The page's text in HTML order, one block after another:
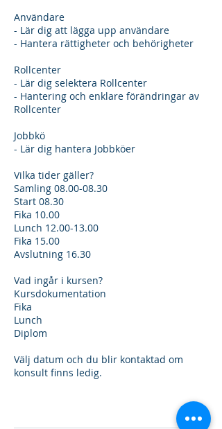
Användare
- Lär dig att lägga upp användare
- Hantera rättigheter och behörigheter
Rollcenter
- Lär dig selektera Rollcenter
- Hantering och enklare förändringar av
Rollcenter
Jobbkö
- Lär dig hantera Jobbköer
Vilka tider gäller?
Samling 08.00-08.30
Start 08.30
Fika 10.00
Lunch 12.00-13.00
Fika 15.00
Avslutning 16.30
Vad ingår i kursen?
Kursdokumentation
Fika
Lunch
Diplom
Välj datum och du blir kontaktad om
konsult finns ledig.